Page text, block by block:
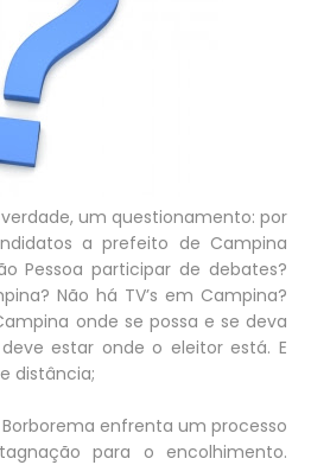
verdade, um questionamento: por
a prefeito de Campina
Pessoa participar de debates?
Não há TV’s em Campina?
onde se possa e se deva
estar onde o eleitor está. E
distância;
enfrenta um processo
para o encolhimento.